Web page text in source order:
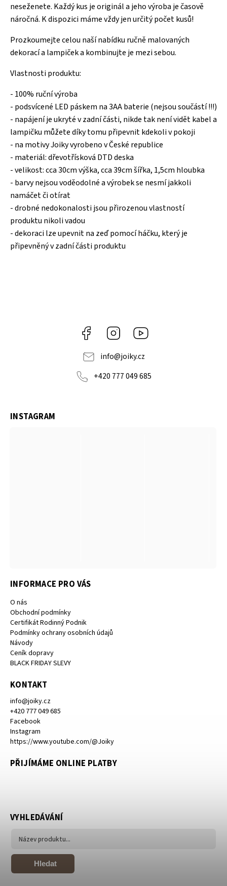
neseženete. Každý kus je originál a jeho výroba je časově
náročná. K dispozici máme vždy jen určitý počet kusů!
Prozkoumejte celou naší nabídku ručně malovaných
dekorací a lampiček a kombinujte je mezi sebou.
Vlastnosti produktu:
- 100% ruční výroba
- podsvícené LED páskem na 3AA baterie (nejsou součástí !!!)
- napájení je ukryté v zadní části, nikde tak není vidět kabel a
lampičku můžete díky tomu připevnit kdekoli v pokoji
- na motivy Joiky vyrobeno v České republice
- materiál: dřevotřísková DTD deska
- velikost: cca 30cm výška, cca 39cm šířka, 1,5cm hloubka
- barvy nejsou voděodolné a výrobek se nesmí jakkoli
namáčet či otírat
- drobné nedokonalosti jsou přirozenou vlastností
produktu nikoli vadou
- dekoraci lze upevnit na zeď pomocí háčku, který je
připevněný v zadní části produktu
Facebook Instagram
info@joiky.cz
+420 777 049 685
INFORMACE PRO VÁS
O nás
Obchodní podmínky
Certifikát Rodinný Podnik
Podmínky ochrany osobních údajů
Návody
Ceník dopravy
BLACK FRIDAY SLEVY
KONTAKT
info@joiky.cz
+420 777 049 685
Facebook
Instagram
https://www.youtube.com/@Joiky
PŘIJÍMÁME ONLINE PLATBY
INSTAGRAM
VYHLEDÁVÁNÍ
Hledat